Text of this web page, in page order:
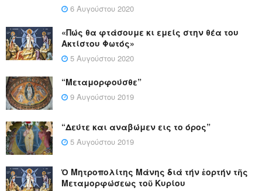
6 Αυγούστου 2020
«Πώς θα φτάσουμε κι εμείς στην θέα του
Ακτίστου Φωτός»
5 Αυγούστου 2020
“Μεταμορφούσθε”
9 Αυγούστου 2019
“Δεύτε και αναβώμεν εις το όρος”
5 Αυγούστου 2019
Ὁ Μητροπολίτης Μάνης διά τήν ἑορτήν τῆς
Μεταμορφώσεως τοῦ Κυρίου